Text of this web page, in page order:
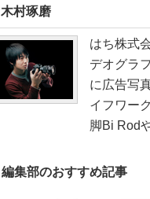
木村琢磨
はち株式
デオグラ
に広告写
イフワー
脚Bi Rod
編集部のおすすめ記事